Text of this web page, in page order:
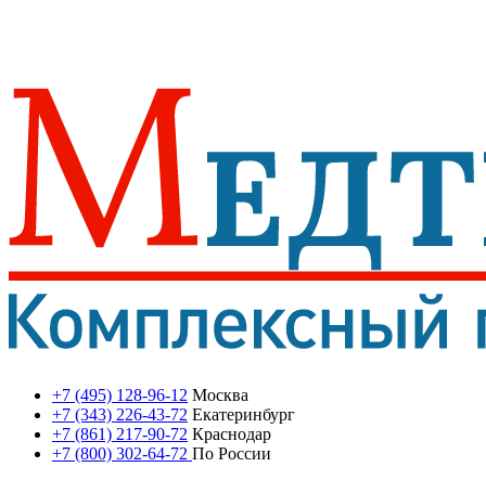
+7 (495) 128-96-12 Москва
+7 (343) 226-43-72 Екатеринбург
+7 (861) 217-90-72 Краснодар
+7 (800) 302-64-72 По России